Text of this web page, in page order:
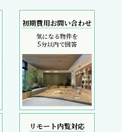
初期費用お問い合わせ
気になる物件を
5分以内で回答
リモート内覧対応